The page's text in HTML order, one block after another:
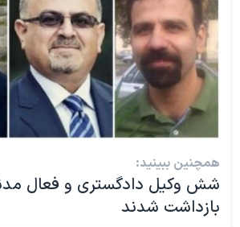
همچنین ببینید:
شش وکیل دادگستری و فعال
بازداشت شدند